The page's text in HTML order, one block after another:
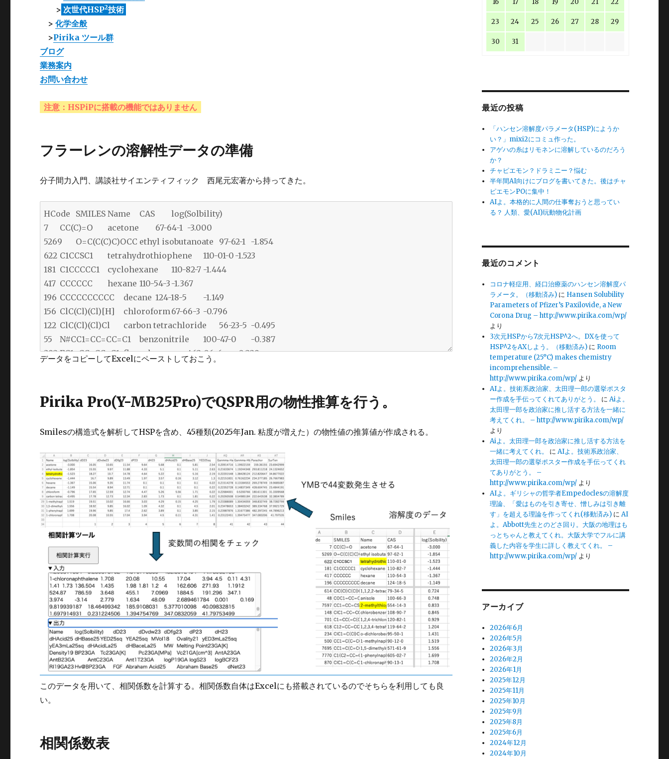
> 次世代HSP2技術
>化学全般
>Pirika ツール群
ブログ
業務案内
お問い合わせ
注意：HSPiPに搭載の機能ではありません
フラーレンの溶解性データの準備
分子間力入門、講談社サイエンティフィック 西尾元宏著から持ってきた。
データをコピーしてExcelにペーストしておこう。
Pirika Pro(Y-MB25Pro)でQSPR用の物性推算を行う。
Smilesの構造式を解析してHSPを含め、45種類(2025年Jan. 粘度が増えた）の物性値の推算値が作成される。
このデータを用いて、相関係数を計算する。相関係数自体はExcelにも搭載されているのでそちらを利用しても良
い。
相関係数表
16 17 18 19 20 21 22
23 24 25 26 27 28 29
30 31
最近の投稿
「ハンセン溶解度パラメータ(HSP)にようか
い？」mixi2にコミュ作った。
アゲハの糸はリモネンに溶解しているのだろう
か？
チャピエモン？ドラミニー？悩む
半年間AI向けにブログを書いてきた。後はチャ
ピエモンPOに集中！
AIよ。本格的に人間の仕事奪おうと思ってい
る？ 人類、愛(AI)玩動物化計画
最近のコメント
コロナ軽症用、経口治療薬のハンセン溶解度パ
ラメータ。（移動済み) に Hansen Solubility
Parameters of Pfizer’s Paxilovide, a New
Corona Drug – http://www.pirika.com/wp/
より
3次元HSPから7次元HSP^2へ。DXを使って
HSP^2をAXしよう。（移動済み) に Room
temperature (25°C) makes chemistry
incomprehensible. –
http://www.pirika.com/wp/ より
AIよ。技術系政治家、太田理一郎の選挙ポスタ
ー作成を手伝ってくれてありがとう。
にAiよ。
太田理一郎を政治家に推し活する方法を一緒に
考えてくれ。 – http://www.pirika.com/wp/
より
Aiよ。太田理一郎を政治家に推し活する方法を
一緒に考えてくれ。
にAIよ。技術系政治家、
太田理一郎の選挙ポスター作成を手伝ってくれ
てありがとう。 –
http://www.pirika.com/wp/ より
AIよ。ギリシャの哲学者Empedoclesの溶解度
理論、「愛はものを引き寄せ、憎しみは引き離
す」を超える理論を作ってくれ(移動済み) にAI
よ。Abbott先生とのどさ回り。大阪の地理はも
っとちゃんと教えてくれ。大阪大学でフルに講
義した内容を学生に詳しく教えてくれ。 –
http://www.pirika.com/wp/ より
アーカイブ
2026年6月
2026年5月
2026年3月
2026年2月
2026年1月
2025年12月
2025年11月
2025年10月
2025年9月
2025年8月
2025年6月
2024年12月
2024年10月